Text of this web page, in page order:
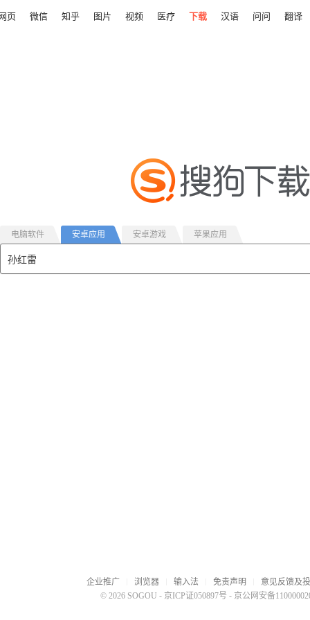
页 微信 知乎 图片 视频 医疗 下载 汉语 问问 翻译
电脑软件 安卓应用 安卓游戏 苹果应用
企业推广 浏览器 输入法 免责声明
意见反馈及
© 2026 SOGOU - 京ICP证050897号 - 京公网安备